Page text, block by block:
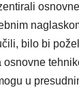
bilo bi
osnovne
u